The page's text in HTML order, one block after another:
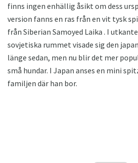
finns ingen enhällig åsikt om dess
version fanns en ras från en vit tysk
från Siberian Samoyed Laika . I
sovjetiska rummet visade sig den
länge sedan, men nu blir det mer
små hundar. I Japan anses en mini
familjen där han bor.